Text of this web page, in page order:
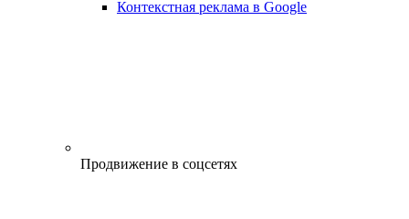
Контекстная реклама в Google
Продвижение в соцсетях